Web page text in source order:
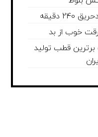
دقیقه
خوب از بد
قطب تولید